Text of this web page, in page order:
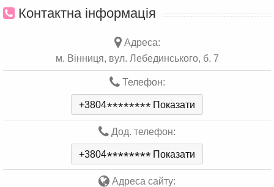
Контактна інформація
Адреса:
м. Вінниця, вул. Лебединського, б. 7
Телефон:
+3804******** Показати
Дод. телефон:
+3804******** Показати
Адреса сайту: